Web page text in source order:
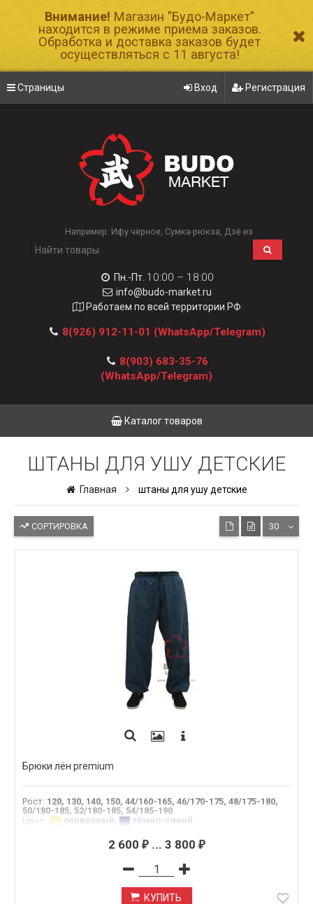
Внимание! Магазин "Будо-Маркет"
находится в режиме приема заказов.
Обработка и доставка заказов будет
осуществляться с 11 августа!
Страницы Вход Регистрация
Например: Ифу чёрное Сумка-рюкза Дзё из
Пн.-Пт. 10:00 – 18:00
info@budo-market.ru
Работаем по всей территории РФ
8(926) 912-11-01 (WhatsApp/Telegram)
8(903) 683-35-76
(WhatsApp/Telegram)
Каталог товаров
ШТАНЫ ДЛЯ УШУ ДЕТСКИЕ
Главная штаны для ушу детские
СОРТИРОВКА 30
Брюки лён premium
Рост: 120, 130, 140, 150, 44/160-165, 46/170-175, 48/175-180,
50/180-185, 52/180-185, 54/185-190
Цвет: оливковый тёмно-синий
2 600 ₽... 3 800 ₽
КУПИТЬ